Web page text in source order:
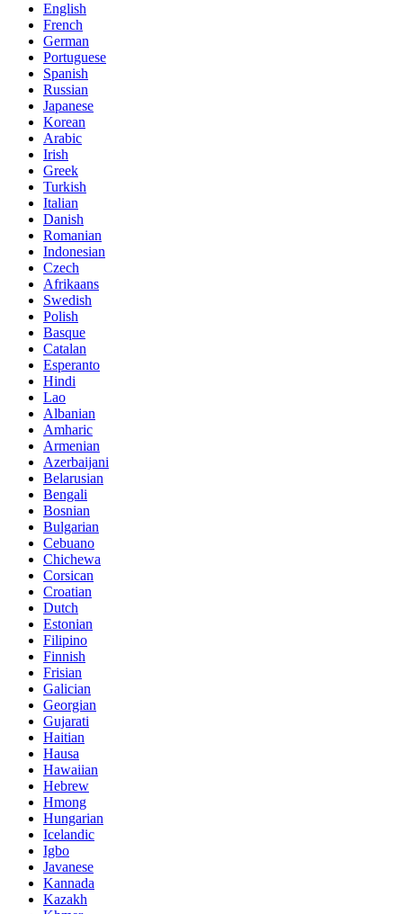
English
French
German
Portuguese
Spanish
Russian
Japanese
Korean
Arabic
Irish
Greek
Turkish
Italian
Danish
Romanian
Indonesian
Czech
Afrikaans
Swedish
Polish
Basque
Catalan
Esperanto
Hindi
Lao
Albanian
Amharic
Armenian
Azerbaijani
Belarusian
Bengali
Bosnian
Bulgarian
Cebuano
Chichewa
Corsican
Croatian
Dutch
Estonian
Filipino
Finnish
Frisian
Galician
Georgian
Gujarati
Haitian
Hausa
Hawaiian
Hebrew
Hmong
Hungarian
Icelandic
Igbo
Javanese
Kannada
Kazakh